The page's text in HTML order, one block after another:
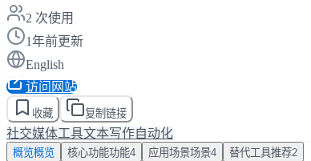
2 次使用
1年前更新
English
访问网站
收藏 复制链接
社交媒体工具文本写作自动化
概览概览 核心功能功能4 应用场景场景4 替代工具推荐2